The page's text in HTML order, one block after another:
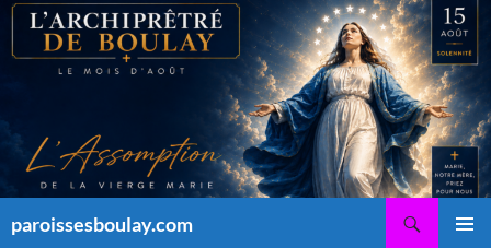
Aller
contenu
paroissesboulay.com